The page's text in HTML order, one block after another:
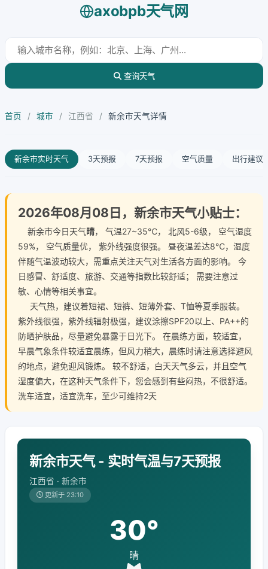
axobpb天气网
查询天气
首页 / 城市 / 江西省 / 新余市天气详情
新余市实时天气 3天预报 7天预报 空气质量 出行建议
2026年08月08日，新余市天气小贴士：
新余市今日天气晴， 气温27~35℃， 北风5-6级， 空气湿度
59%， 空气质量优， 紫外线强度很强。 昼夜温差达8℃，湿度
伴随气温波动较大，需重点关注天气对生活各方面的影响。 今
日感冒、舒适度、旅游、交通等指数比较舒适； 需要注意过
敏、心情等相关事宜。
天气热，建议着短裙、短裤、短薄外套、T恤等夏季服装。
紫外线很强，紫外线辐射极强，建议涂擦SPF20以上、PA++的
防晒护肤品，尽量避免暴露于日光下。 在晨练方面，较适宜，
早晨气象条件较适宜晨练，但风力稍大，晨练时请注意选择避风
的地点，避免迎风锻炼。 较不舒适，白天天气多云，并且空气
湿度偏大，在这种天气条件下，您会感到有些闷热，不很舒适。
洗车适宜，适宜洗车，至少可维持2天
新余市天气 - 实时气温与7天预报
江西省 · 新余市
更新于 23:10
30°
晴